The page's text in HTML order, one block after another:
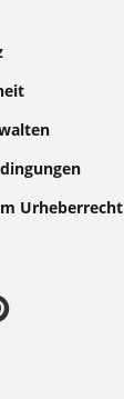
Urheberrecht